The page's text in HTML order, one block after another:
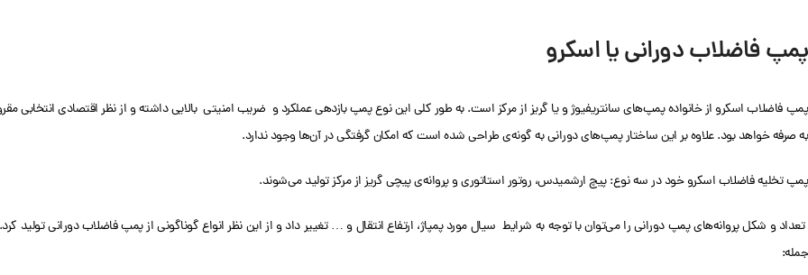
پمپ فاضلاب دورانی یا اسکرو
پمپ فاضلاب اسکرو از خانواده پمپ‌های سانتریفیوژ و یا گریز از مرکز است. به طور کلی این نوع پمپ بازدهی عملکرد و ضریب امنیتی بالایی داشته و از نظر اقتصادی انتخابی
به صرفه خواهد بود. علاوه بر این ساختار پمپ‌های دورانی به گونه‌ی طراحی شده است که امکان گرفتگی در آن‌ها وجود ندارد.
پمپ تخلیه فاضلاب اسکرو خود در سه نوع: پیچ ارشمیدس، روتور استاتوری و پروانه‌ی پیچی گریز از مرکز تولید می‌شوند.
تعداد و شکل پروانه‌های پمپ دورانی را می‌توان با توجه به شرایط سیال مورد پمپاژ، ارتفاع انتقال و … تغییر داد و از این نظر انواع گوناگونی از پمپ فاضلاب دورانی تولید
جمله: